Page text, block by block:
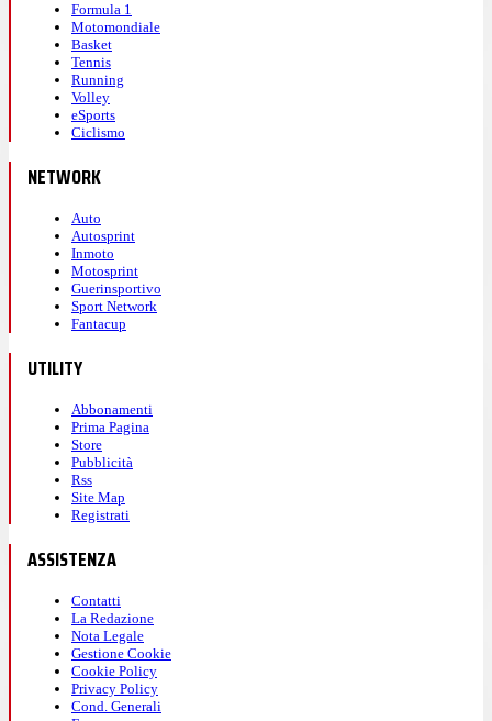
Formula 1
Motomondiale
Basket
Tennis
Running
Volley
eSports
Ciclismo
NETWORK
Auto
Autosprint
Inmoto
Motosprint
Guerinsportivo
Sport Network
Fantacup
UTILITY
Abbonamenti
Prima Pagina
Store
Pubblicità
Rss
Site Map
Registrati
ASSISTENZA
Contatti
La Redazione
Nota Legale
Gestione Cookie
Cookie Policy
Privacy Policy
Cond. Generali